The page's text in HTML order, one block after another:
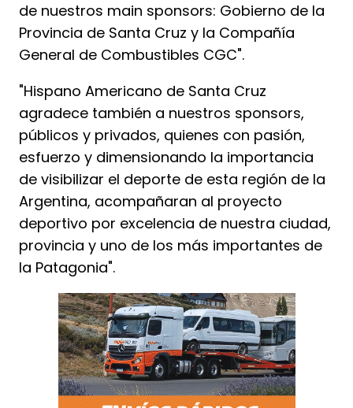
de nuestros main sponsors: Gobierno de la
Provincia de Santa Cruz y la Compañía
General de Combustibles CGC".
"Hispano Americano de Santa Cruz
agradece también a nuestros sponsors,
públicos y privados, quienes con pasión,
esfuerzo y dimensionando la importancia
de visibilizar el deporte de esta región de la
Argentina, acompañaran al proyecto
deportivo por excelencia de nuestra ciudad,
provincia y uno de los más importantes de
la Patagonia".